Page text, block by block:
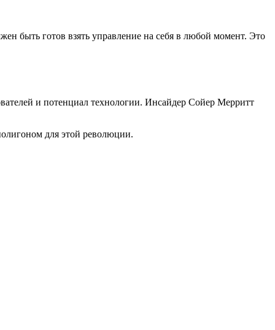
быть готов взять управление на себя в любой момент. Это
и потенциал технологии. Инсайдер Сойер Мерритт
для этой революции.